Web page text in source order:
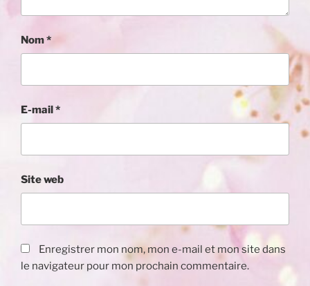
Nom*
E-mail*
Site web
Enregistrer mon nom, mon e-mail et mon site dans
le navigateur pour mon prochain commentaire.